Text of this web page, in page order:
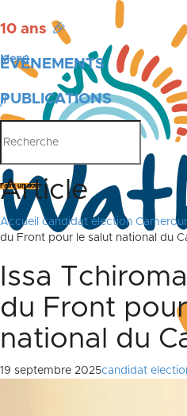
10 ans 🎉
ÉVÉNEMENTS
PUBLICATIONS
Menu
Faire un don
Article
Accueil candidat election
du Front pour le salut national du
Issa
du Front
national du
19 septembre 2025candidat